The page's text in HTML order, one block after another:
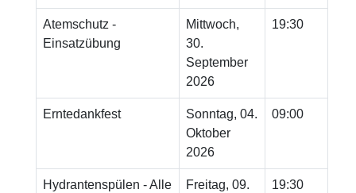
Atemschutz -
Einsatzübung
Mittwoch,
30.
September
2026
19:30
Erntedankfest
Sonntag, 04.
Oktober
2026
09:00
Hydrantenspülen - Alle
Freitag, 09.
19:30